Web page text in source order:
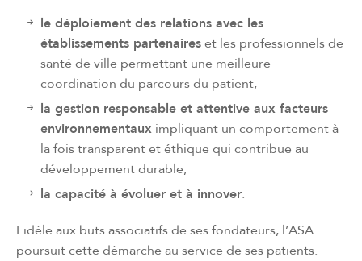
le déploiement des relations avec les
établissements partenaireset les professionnels de
santé de ville permettant une meilleure
coordination du parcours du patient,
la gestion responsable et attentive aux facteurs
environnementaux impliquant un comportement à
la fois transparent et éthique qui contribue au
développement durable,
la capacité à évoluer et à innover.
Fidèle aux buts associatifs de ses fondateurs, l’ASA
poursuit cette démarche au service de ses patients.